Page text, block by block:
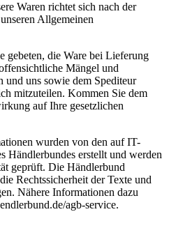
Waren richtet sich nach der
Allgemeinen
gebeten, die Ware bei Lieferung
Mängel und
und uns sowie dem Spediteur
mitzuteilen. Kommen Sie dem
auf Ihre gesetzlichen
wurden von den auf IT-
Händlerbundes erstellt und werden
geprüft. Die Händlerbund
Rechtssicherheit der Texte und
Nähere Informationen dazu
agb-service.